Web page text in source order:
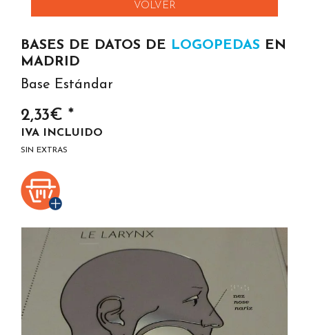
VOLVER
BASES DE DATOS DE LOGOPEDAS EN
MADRID
Base Estándar
2,33€ *
IVA INCLUIDO
SIN EXTRAS